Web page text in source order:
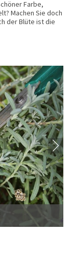
Farbe,
Machen Sie doch
der Blüte ist die